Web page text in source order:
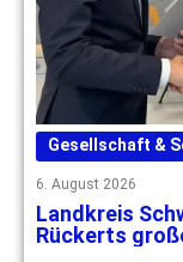
Gesellschaft &
6. August 2026
Landkreis
Rückerts